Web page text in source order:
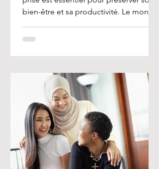
bien-être et sa productivité. Le monde